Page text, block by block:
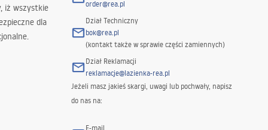
iż wszystkie
dla
order@rea.pl
Dział Techniczny
bok@rea.pl
(kontakt także w sprawie części zamiennych)
Dział Reklamacji
reklamacje@lazienka-rea.pl
Jeżeli masz jakieś skargi, uwagi lub pochwały, napisz
do nas na:
E-mail